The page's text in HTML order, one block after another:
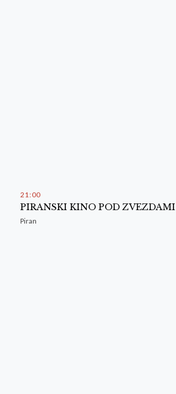
21 : 00
PIRANSKI KINO POD ZVEZDAMI
Piran